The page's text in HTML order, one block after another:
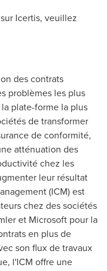
Icertis, veuillez
des contrats
problèmes les plus
plate-forme la plus
de transformer
de conformité,
atténuation des
chez les
leur résultat
(ICM) est
chez des sociétés
et Microsoft pour la
en plus de
son flux de travaux
l'ICM offre une